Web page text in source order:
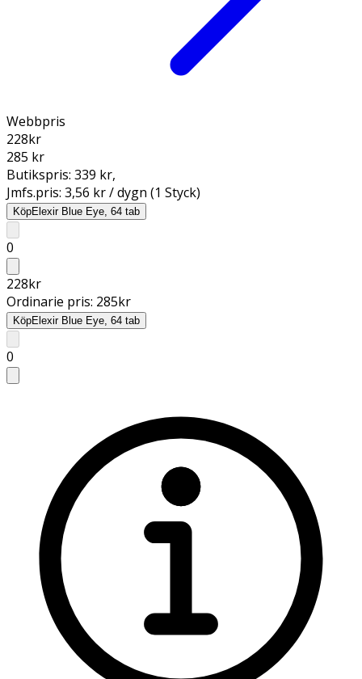
Webbpris
228kr
285 kr
Butikspris: 339 kr,
Jmfs.pris: 3,56 kr / dygn (1 Styck)
KöpElexir Blue Eye, 64 tab
0
228kr
Ordinarie pris: 285kr
KöpElexir Blue Eye, 64 tab
0